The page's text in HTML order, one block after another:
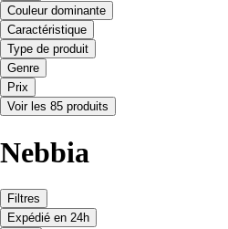
Couleur dominante
Caractéristique
Type de produit
Genre
Prix
Voir les 85 produits
Nebbia
Filtres
Expédié en 24h